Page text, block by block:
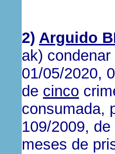
2) Arguido
ak)
01/05/2020,
de cinco
consumada,
109/2009,
meses de